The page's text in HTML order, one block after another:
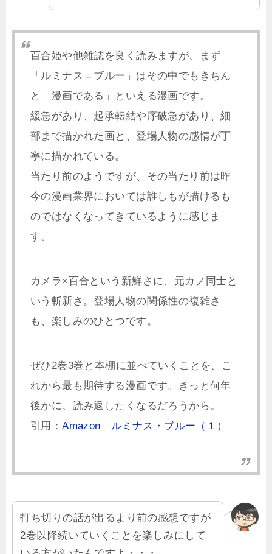
百合姫や他雑誌を良く読みますが、まず
「ルミナス＝ブルー」はその中でもきちん
と「漫画である」といえる漫画です。
緩急があり、起承転結や序破急があり、細
部まで描かれた画と、登場人物の感情が丁
寧に描かれている。
当たり前のようですが、その当たり前は昨
今の漫画業界においては誰しもが描けるも
のではなくなってきているように感じま
す。
カメラ×百合という新鮮さに、元カノ同士と
いう斬新さ。登場人物の関係性の複雑さ
も、楽しみのひとつです。
ぜひ2巻3巻と本棚に並べていくことを、こ
れから最も期待する漫画です。きっと何年
後かに、読み返したくなるだろうから。
引用：Amazon｜ルミナス・ブルー（１）
打ち切りの話が出るより前の感想ですが
2巻以降続いていくことを楽しみにして